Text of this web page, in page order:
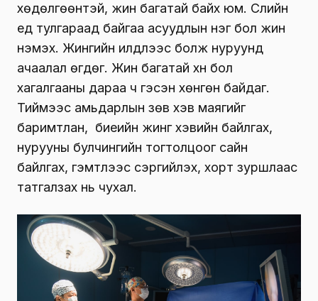
хөдөлгөөнтэй, жин багатай байх юм. Сүүлийн
үед тулгараад байгаа асуудлын нэг бол жин
нэмэх. Жингийн илүүдлээс болж нуруунд
ачаалал өгдөг. Жин багатай хүн бол
хагалгааны дараа ч гэсэн хөнгөн байдаг.
Тиймээс амьдарлын зөв хэв маягийг
баримтлан, биеийн жинг хэвийн байлгах,
нурууны булчингийн тогтолцоог сайн
байлгах, гэмтлээс сэргийлэх, хорт зуршлаас
татгалзах нь чухал.